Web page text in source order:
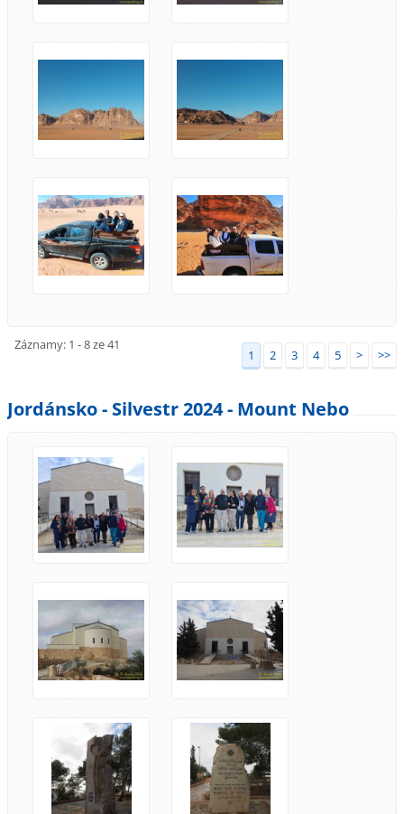
Záznamy: 1 - 8 ze 41
1 2 3 4 5 > >>
Jordánsko - Silvestr 2024 - Mount Nebo